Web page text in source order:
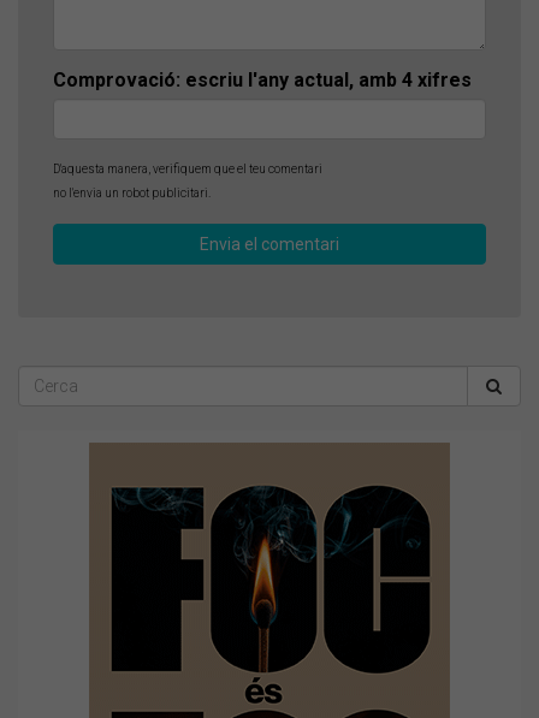
Comprovació: escriu l'any actual, amb 4 xifres
D'aquesta manera, verifiquem que el teu comentari
no l'envia un robot publicitari.